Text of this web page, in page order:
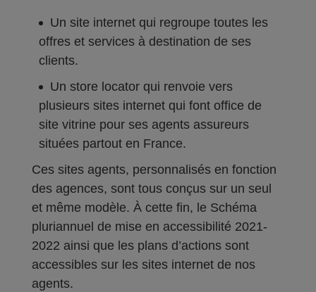
Un site internet qui regroupe toutes les
offres et services à destination de ses
clients.
Un store locator qui renvoie vers
plusieurs sites internet qui font office de
site vitrine pour ses agents assureurs
situées partout en France.
Ces sites agents, personnalisés en fonction
des agences, sont tous conçus sur un seul
et même modèle. À cette fin, le Schéma
pluriannuel de mise en accessibilité 2021-
2022 ainsi que les plans d’actions sont
accessibles sur les sites internet de nos
agents.